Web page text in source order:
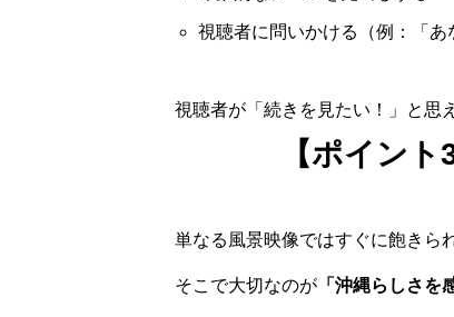
視聴者に問いかける（例：「あ
視聴者が「続きを見たい！」と思
【ポイン
単なる風景映像ではすぐに飽きら
そこで大切なのが 「沖縄らしさを